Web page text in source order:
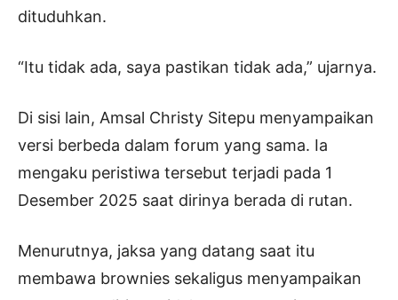
dituduhkan.
“Itu tidak ada, saya pastikan tidak ada,” ujarnya.
Di sisi lain, Amsal Christy Sitepu menyampaikan
versi berbeda dalam forum yang sama. Ia
mengaku peristiwa tersebut terjadi pada 1
Desember 2025 saat dirinya berada di rutan.
Menurutnya, jaksa yang datang saat itu
membawa brownies sekaligus menyampaikan